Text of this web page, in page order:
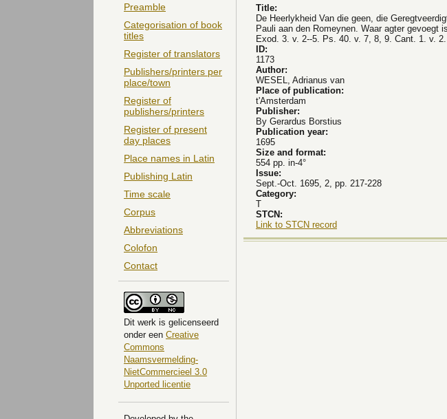
Preamble
Categorisation of book
titles
Register of translators
Publishers/printers per
place/town
Register of
publishers/printers
Register of present
day places
Place names in Latin
Publishing Latin
Time scale
Corpus
Abbreviations
Colofon
Contact
Dit werk is gelicenseerd
onder een Creative
Commons
Naamsvermelding-
NietCommercieel 3.0
Unported licentie
Title:
De Heerlykheid Van die geen, die
Pauli aan den Romeynen. Waar agter gevoegt
Exod. 3. v. 2--5. Ps. 40. v. 7, 8, 9. Cant. 1. v.
ID:
1173
Author:
WESEL, Adrianus van
Place of publication:
t'Amsterdam
Publisher:
By Gerardus Borstius
Publication year:
1695
Size and format:
554 pp. in-4°
Issue:
Sept.-Oct. 1695, 2, pp. 217-228
Category:
T
STCN:
Link to STCN record